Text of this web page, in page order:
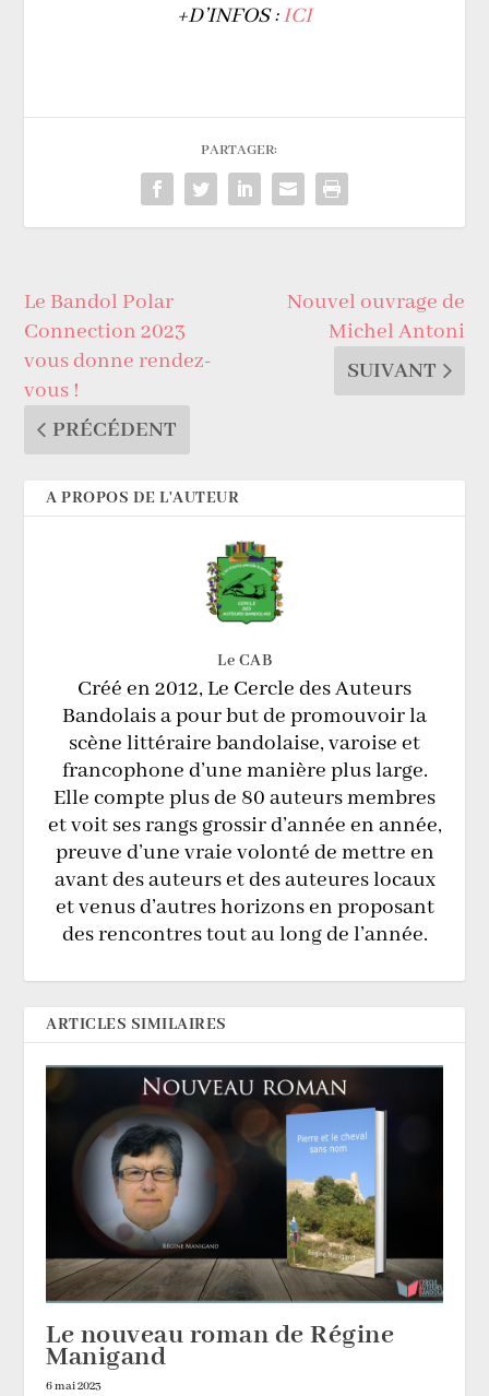
+D’INFOS :ICI
PARTAGER:
Le Bandol Polar
Connection 2023
vous donne rendez-
vous !
PRÉCÉDENT
Nouvel ouvrage de
Michel Antoni
SUIVANT
A PROPOS DE L'AUTEUR
Le CAB
Créé en 2012, Le Cercle des Auteurs
Bandolais a pour but de promouvoir la
scène littéraire bandolaise, varoise et
francophone d’une manière plus large.
Elle compte plus de 80 auteurs membres
et voit ses rangs grossir d’année en année,
preuve d’une vraie volonté de mettre en
avant des auteurs et des auteures locaux
et venus d’autres horizons en proposant
des rencontres tout au long de l’année.
ARTICLES SIMILAIRES
Le nouveau roman de Régine
Manigand
6 mai 2023